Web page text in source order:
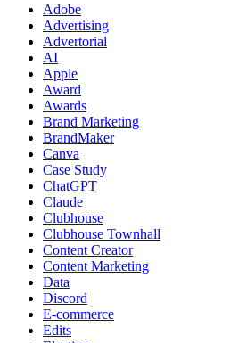
Adobe
Advertising
Advertorial
AI
Apple
Award
Awards
Brand Marketing
BrandMaker
Canva
Case Study
ChatGPT
Claude
Clubhouse
Clubhouse Townhall
Content Creator
Content Marketing
Data
Discord
E-commerce
Edits